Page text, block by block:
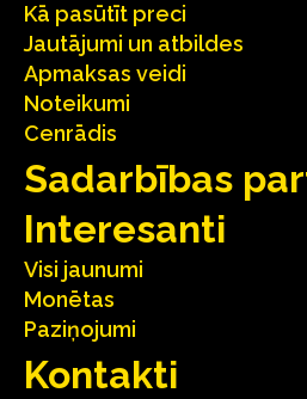
Kā pasūtīt preci
Jautājumi un atbildes
Apmaksas veidi
Noteikumi
Cenrādis
Sadarbības
Interesanti
Visi jaunumi
Monētas
Paziņojumi
Kontakti